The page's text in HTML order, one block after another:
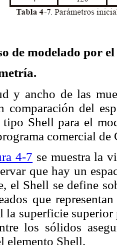
de modelado por
y ancho de las
comparación del
tipo Shell para el
comercial
4-7 se muestra la
que hay un
el Shell se define
que
la superficie superior
los sólidos
elemento Shell.